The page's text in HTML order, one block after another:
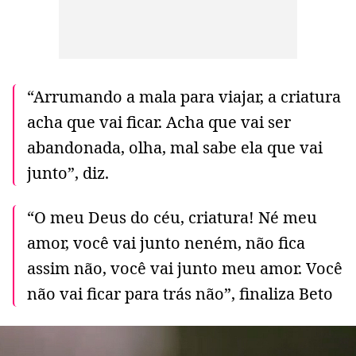
“Arrumando a mala para viajar, a criatura
acha que vai ficar. Acha que vai ser
abandonada, olha, mal sabe ela que vai
junto”, diz.
“O meu Deus do céu, criatura! Né meu
amor, você vai junto neném, não fica
assim não, você vai junto meu amor. Você
não vai ficar para trás não”, finaliza Beto